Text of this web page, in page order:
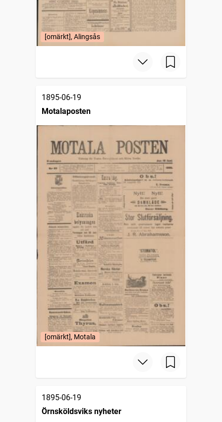
[omärkt], Alingsås
1895-06-19
Motalaposten
[omärkt], Motala
1895-06-19
Örnsköldsviks nyheter